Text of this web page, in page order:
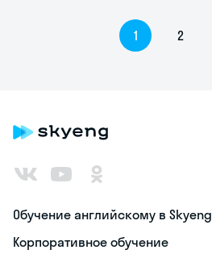
1 2
Обучение английскому в Skyeng
Корпоративное обучение